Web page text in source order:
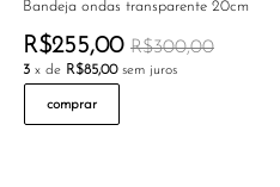
Bandeja ondas transparente 20cm
R$255,00 R$300,00
3 x de R$85,00 sem juros
comprar